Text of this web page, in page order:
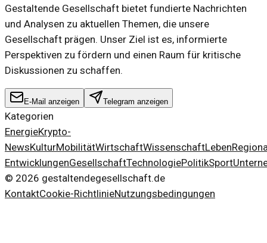
Gestaltende Gesellschaft bietet fundierte Nachrichten
und Analysen zu aktuellen Themen, die unsere
Gesellschaft prägen. Unser Ziel ist es, informierte
Perspektiven zu fördern und einen Raum für kritische
Diskussionen zu schaffen.
E-Mail anzeigen Telegram anzeigen
Kategorien
EnergieKrypto-
NewsKulturMobilitätWirtschaftWissenschaftLeben
EntwicklungenGesellschaftTechnologiePolitikSport
© 2026 gestaltendegesellschaft.de
KontaktCookie-RichtlinieNutzungsbedingungen